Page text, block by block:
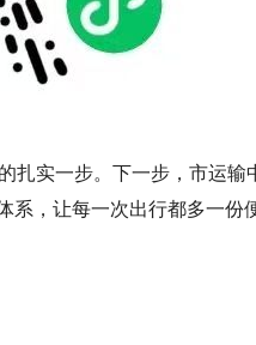
扎实一步。下一步，市运输
，让每一次出行都多一份